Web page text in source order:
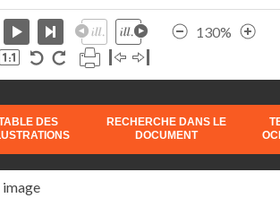
130%
DES
RECHERCHE DANS LE
DOCUMENT